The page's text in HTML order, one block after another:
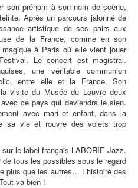
son prénom à son nom de scène,
Après un parcours jalonné de
artistique de ses pairs aux
de la France, comme en son
à Paris où elle vient jouer
Le concert est magistral.
une véritable communion
entre elle et la France. Son
visite du Musée du Louvre deux
ce pays qui deviendra le sien.
avec mari et enfant, dans la
sa vie et rouvre des volets trop
le label français LABORIE Jazz.
tous les possibles sous le regard
plus que les autres… L’histoire des
va bien !